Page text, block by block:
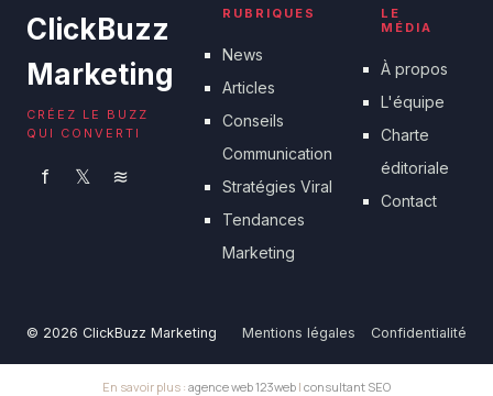
ClickBuzz
Marketing
CRÉEZ LE BUZZ
QUI CONVERTI
f 𝕏 ≋
RUBRIQUES
News
Articles
Conseils
Communication
Stratégies Viral
Tendances
Marketing
LE
MÉDIA
À propos
L'équipe
Charte
éditoriale
Contact
© 2026 ClickBuzz Marketing Mentions légales Confidentialité
En savoir plus : agence web 123web | consultant SEO